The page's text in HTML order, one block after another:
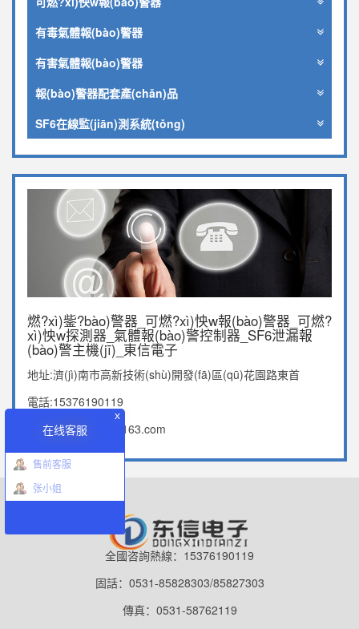
在线客服
x
售前客服
张小姐
有毒氣體報(bào)警器
有害氣體報(bào)警器
報(bào)警器配套產(chǎn)品
SF6在線監(jiān)測系統(tǒng)
燃?xì)鈭?bào)警器_可燃?xì)怏w報(bào)警器_可燃?
xì)怏w探測器_氣體報(bào)警控制器_SF6泄漏報
(bào)警主機(jī)_東信電子
地址:濟(jì)南市高新技術(shù)開發(fā)區(qū)花園路東首
電話:15376190119
郵箱：sddx0001@163.com
全國咨詢熱線：15376190119
固話：0531-85828303/85827303
傳真：0531-58762119